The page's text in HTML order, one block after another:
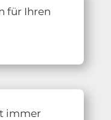
für Ihren
immer